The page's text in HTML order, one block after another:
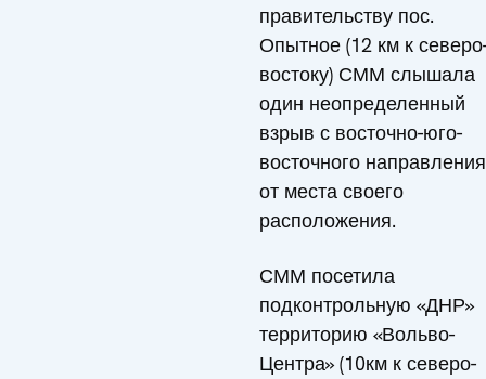
правительству пос.
Опытное (12 км к
востоку) СММ слышала
один неопределенный
взрыв с восточно-юго-
восточного направления
от места своего
расположения.
СММ посетила
подконтрольную «ДНР»
территорию «Вольво-
Центра» (10км к северо-